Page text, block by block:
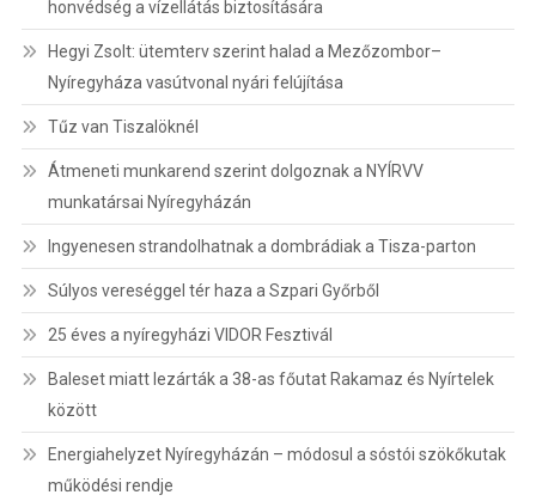
honvédség a vízellátás biztosítására
Hegyi Zsolt: ütemterv szerint halad a Mezőzombor–
Nyíregyháza vasútvonal nyári felújítása
Tűz van Tiszalöknél
Átmeneti munkarend szerint dolgoznak a NYÍRVV
munkatársai Nyíregyházán
Ingyenesen strandolhatnak a dombrádiak a Tisza-parton
Súlyos vereséggel tér haza a Szpari Győrből
25 éves a nyíregyházi VIDOR Fesztivál
Baleset miatt lezárták a 38-as főutat Rakamaz és Nyírtelek
között
Energiahelyzet Nyíregyházán – módosul a sóstói szökőkutak
működési rendje